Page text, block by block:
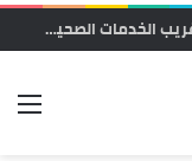
الرشيدية.. انطلاق قافلة طبية مجانية لتقريب الخدمات الصحية من ساكنة تنجداد وفركلة العليا